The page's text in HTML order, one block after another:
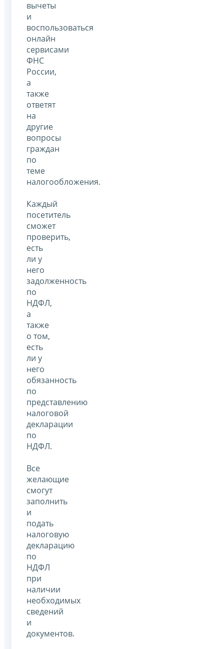
вычеты
и
воспользоваться
онлайн
сервисами
ФНС
России,
а
также
ответят
на
другие
вопросы
граждан
по
теме
налогообложения.
Каждый
посетитель
сможет
проверить,
есть
ли у
него
задолженность
по
НДФЛ,
а
также
о том,
есть
ли у
него
обязанность
по
представлению
налоговой
декларации
по
НДФЛ.
Все
желающие
смогут
заполнить
и
подать
налоговую
декларацию
по
НДФЛ
при
наличии
необходимых
сведений
и
документов.